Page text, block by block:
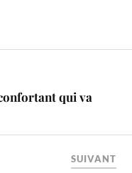
qui va
SUIVANT